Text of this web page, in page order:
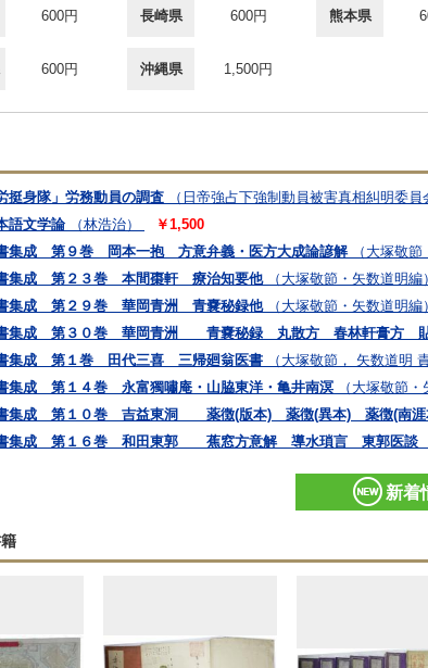
600円 長崎県 600円 熊本県
600円 沖縄県 1,500円
挺身隊」労務動員の調査 （日帝強占下強制動員被害真相糾明委員
語文学論
（林浩治）
￥1,500
集成 第９巻 岡本一抱 方意弁義・医方大成論諺解
（大塚敬
集成 第２３巻 本間棗軒 療治知要他
（大塚敬節・矢数道明編）
集成 第２９巻 華岡青洲 青嚢秘録他
（大塚敬節・矢数道明編）
書集成 第３０巻 華岡青洲 青嚢秘録 丸散方 春林軒膏方
集成 第１巻 田代三喜 三帰廻翁医書
（大塚敬節， 矢数道明
集成 第１４巻 永富獨嘯庵・山脇東洋・亀井南溟
（大塚敬節
書集成 第１０巻 吉益東洞 薬徴(版本) 薬徴(異本) 薬徴(南涯
書集成 第１６巻 和田東郭 蕉窓方意解 導水瑣言 東郭医談
新着